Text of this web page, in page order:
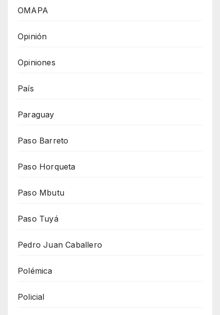
OMAPA
Opinión
Opiniones
País
Paraguay
Paso Barreto
Paso Horqueta
Paso Mbutu
Paso Tuyá
Pedro Juan Caballero
Polémica
Policial